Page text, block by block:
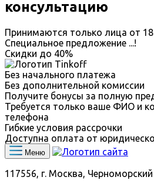
консультацию
Принимаются только лица от 18
Специальное предложение
!
Скидки до 40%
Без начального платежа
Без дополнительной комиссии
Получите бонусы за полную
Требуется только ваше ФИО и
телефона
Гибкие условия рассрочки
Доступна оплата от
Меню
117556, г. Москва,